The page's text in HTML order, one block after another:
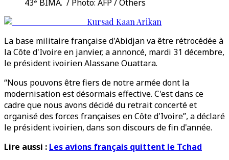
43ᵉ BIMA. / Photo: AFP / Others
Kursad Kaan Arikan
La base militaire française d'Abidjan va être rétrocédée à
la Côte d'Ivoire en janvier, a annoncé, mardi 31 décembre,
le président ivoirien Alassane Ouattara.
“Nous pouvons être fiers de notre armée dont la
modernisation est désormais effective. C'est dans ce
cadre que nous avons décidé du retrait concerté et
organisé des forces françaises en Côte d'Ivoire”, a déclaré
le président ivoirien, dans son discours de fin d'année.
Lire aussi : Les avions français quittent le Tchad